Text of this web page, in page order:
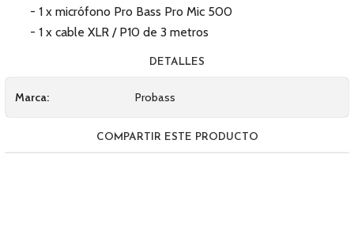
- 1 x micrófono Pro Bass Pro Mic 500
- 1 x cable XLR / P10 de 3 metros
DETALLES
Marca: Probass
COMPARTIR ESTE PRODUCTO